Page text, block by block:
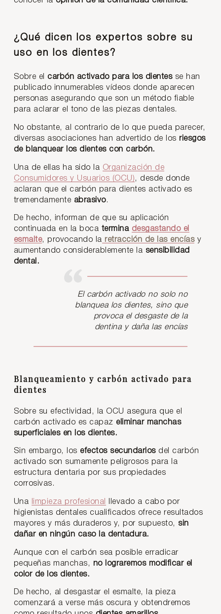
¿Qué dicen los expertos sobre su
uso en los dientes?
Sobre el carbón activado para los dientesse han
publicado innumerables vídeos donde aparecen
personas asegurando que son un método fiable
para aclarar el tono de las piezas dentales.
No obstante, al contrario de lo que pueda parecer,
diversas asociaciones han advertido de los riesgos
de blanquear los dientes con carbón.
Una de ellas ha sido la Organización de
Consumidores y Usuarios (OCU) , desde donde
aclaran que el carbón para dientes activado es
tremendamente abrasivo.
De hecho, informan de que su aplicación
continuada en la boca termina desgastando el
esmalte, provocando la retracción de las encíasy
aumentando considerablemente la sensibilidad
dental.
El carbón activado no solo no
blanquea los dientes, sino que
provoca el desgaste de la
dentina y daña las encías
Blanqueamiento y carbón activado para
dientes
Sobre su efectividad, la OCU asegura que el
carbón activado es capaz eliminar manchas
superficiales en los dientes.
Sin embargo, los efectos secundariosdel carbón
activado son sumamente peligrosos para la
estructura dentaria por sus propiedades
corrosivas.
Una limpieza profesional
llevado a cabo por
higienistas dentales cualificados ofrece resultados
mayores y más duraderos y, por supuesto, sin
dañar en ningún caso la dentadura.
Aunque con el carbón sea posible erradicar
pequeñas manchas, no lograremos modificar el
color de los dientes.
De hecho, al desgastar el esmalte, la pieza
comenzará a verse más oscura y obtendremos